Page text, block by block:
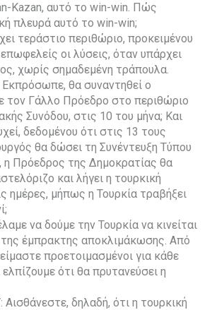
Kazan, αυτό το win-win. Πώς
πλευρά αυτό το win-win;
τεράστιο περιθώριο, προκειμένου
επωφελείς οι λύσεις, όταν υπάρχει
χωρίς σημαδεμένη τράπουλα.
θα συναντηθεί ο
τον Γάλλο Πρόεδρο στο περιθώριο
Συνόδου, στις 10 του μήνα; Και
δεδομένου ότι στις 13 τους
θα δώσει τη Συνέντευξη Τύπου
η Πρόεδρος της Δημοκρατίας θα
και λήγει η τουρκική
ημέρες, μήπως η Τουρκία τραβήξει
να δούμε την Τουρκία να κινείται
έμπρακτης αποκλιμάκωσης. Από
προετοιμασμένοι για κάθε
ότι θα πρυτανεύσει η
δηλαδή, ότι η τουρκική